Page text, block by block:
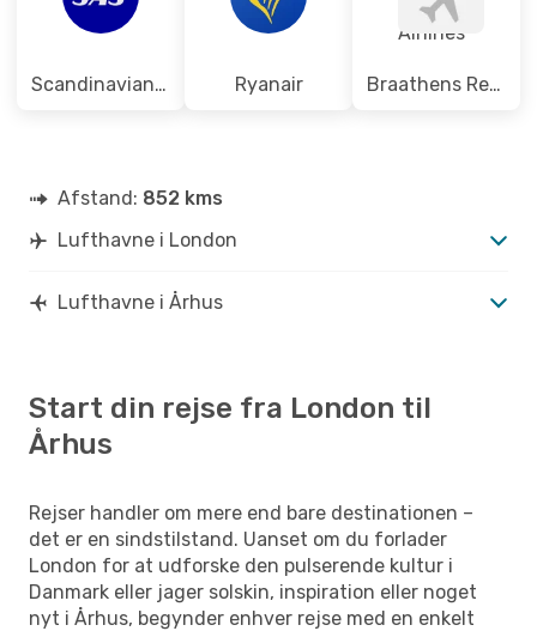
Scandinavian Airlines Ryanair Braathens Regional Airlines
Afstand: 852 kms
Lufthavne i London
Lufthavne i Århus
Start din rejse fra London til
Århus
Rejser handler om mere end bare destinationen –
det er en sindstilstand. Uanset om du forlader
London for at udforske den pulserende kultur i
Danmark eller jager solskin, inspiration eller noget
nyt i Århus, begynder enhver rejse med en enkelt